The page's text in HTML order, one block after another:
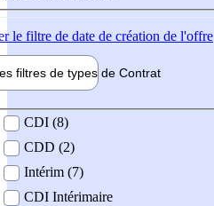
le filtre de date de création de l'offre
filtres de types de Contrat
contrat
CDI (8)
CDD (2)
Intérim (7)
CDI Intérimaire